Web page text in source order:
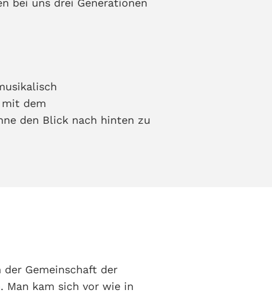
bei uns drei Generationen
mit dem
den Blick nach hinten zu
Gemeinschaft der
Man kam sich vor wie in